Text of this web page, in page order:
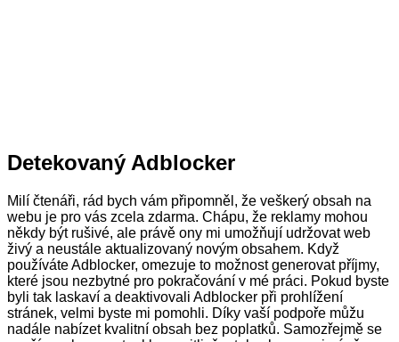
Close
Detekovaný Adblocker
Milí čtenáři, rád bych vám připomněl, že veškerý obsah na
webu je pro vás zcela zdarma. Chápu, že reklamy mohou
někdy být rušivé, ale právě ony mi umožňují udržovat web
živý a neustále aktualizovaný novým obsahem. Když
používáte Adblocker, omezuje to možnost generovat příjmy,
které jsou nezbytné pro pokračování v mé práci. Pokud byste
byli tak laskaví a deaktivovali Adblocker při prohlížení
stránek, velmi byste mi pomohli. Díky vaší podpoře můžu
nadále nabízet kvalitní obsah bez poplatků. Samozřejmě se